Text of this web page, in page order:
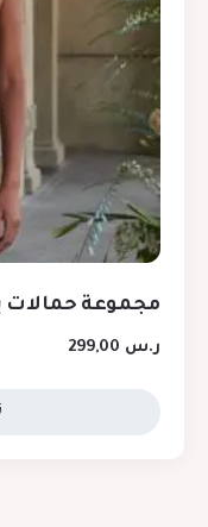
مجموعة حمالات
ر.س